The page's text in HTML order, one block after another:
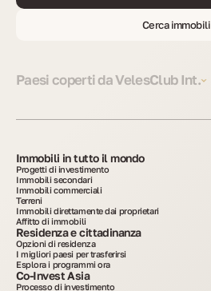
Cerca immobili
Paesi coperti da VelesClub Int.
Immobili in tutto il mondo
Progetti di investimento
Immobili secondari
Immobili commerciali
Terreni
Immobili direttamente dai proprietari
Affitto di immobili
Residenza e cittadinanza
Opzioni di residenza
I migliori paesi per trasferirsi
Esplora i programmi ora
Co-Invest Asia
Processo di investimento